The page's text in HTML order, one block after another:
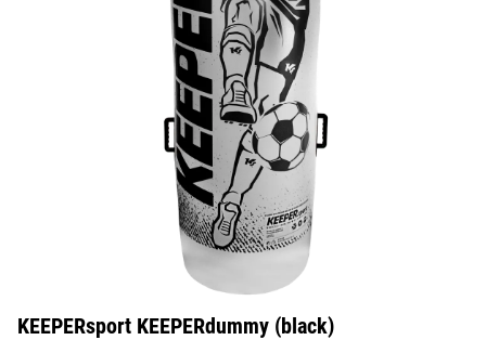
KEEPERsport KEEPERdummy (black)